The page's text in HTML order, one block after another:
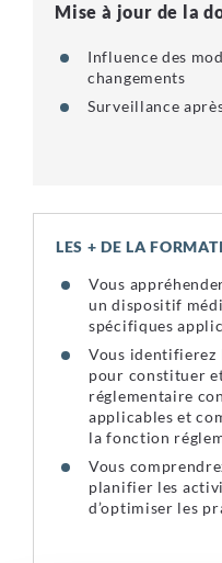
LES + DE LA
Vous
un dispositif
spécifiques
Vous identifierez
pour constituer
réglementaire
applicables et
la fonction
Vous
planifier les
d’optimiser les
Mise à jour de la
Influence des
changements
Surveillance